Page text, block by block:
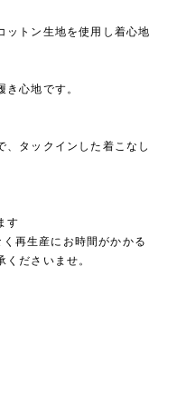
ットン生地を使用し着心地
心地です。
、タックインした着こなし
す
再生産にお時間がかかる
ださいませ。